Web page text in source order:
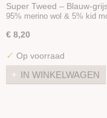
Super Tweed – Blauw-
95% merino wol & 5% kid
€ 8,20
✓ Op voorraad
IN WINKELWAGEN